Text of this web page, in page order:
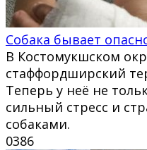
Собака бывает
В Костомукшском
стаффордширский
Теперь у неё не
сильный стресс и
собаками.
0386